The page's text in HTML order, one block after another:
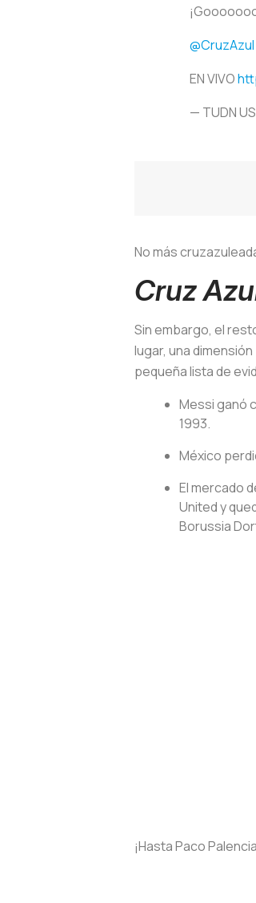
@CruzAzul
EN VIVO
— TUDN
No más
Cruz
Sin embargo, el
lugar, una
pequeña lista de
Messi ganó
1993.
México
El mercado
United y
Borussia
¡Hasta Paco